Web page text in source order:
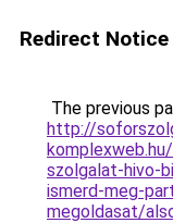
Redirect Notice
The previous
http://
szolgalat-hivo-
ismerd-meg-
megoldasat/